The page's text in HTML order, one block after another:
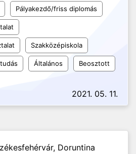
Pályakezdő/friss diplomás
Szakközépiskola
Általános Beosztott
2021. 05. 11.
Doruntina